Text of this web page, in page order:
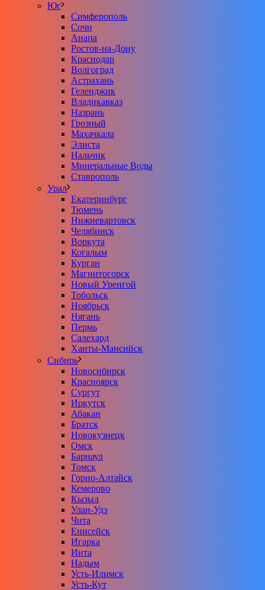
Юг
Симферополь
Сочи
Анапа
Ростов-на-Дону
Краснодар
Волгоград
Астрахань
Геленджик
Владикавказ
Назрань
Грозный
Махачкала
Элиста
Нальчик
Минеральные Воды
Ставрополь
Урал
Екатеринбург
Тюмень
Нижневартовск
Челябинск
Воркута
Когалым
Курган
Магнитогорск
Новый Уренгой
Тобольск
Ноябрьск
Нягань
Пермь
Салехард
Ханты-Мансийск
Сибирь
Новосибирск
Красноярск
Сургут
Иркутск
Абакан
Братск
Новокузнецк
Омск
Барнаул
Томск
Горно-Алтайск
Кемерово
Кызыл
Улан-Удэ
Чита
Енисейск
Игарка
Инта
Надым
Усть-Илимск
Усть-Кут